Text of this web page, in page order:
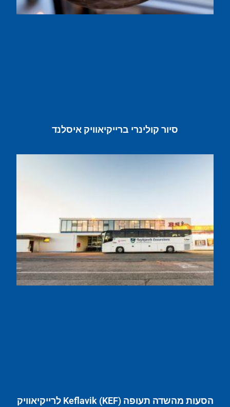
סיור קולינרי ברייקיאוויק איסלנד
הסעות מהשדה תעופה Keflavik (KEF) לרייקיאוויק